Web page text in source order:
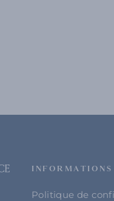
INFORMATIONS
Politique de